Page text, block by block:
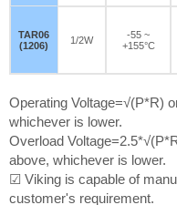
TAR06
(1206)
1/2W
-55 ~
+155°C
Operating Voltage=√(P*R)
whichever is lower.
Overload
above, whichever is lower.
☑ Viking is capable of
customer's requirement.